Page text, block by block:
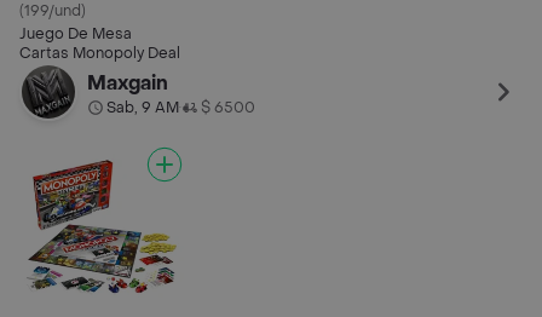
(199/und)
Juego De Mesa
Cartas Monopoly Deal
Maxgain
Sab, 9 AM• $ 6500